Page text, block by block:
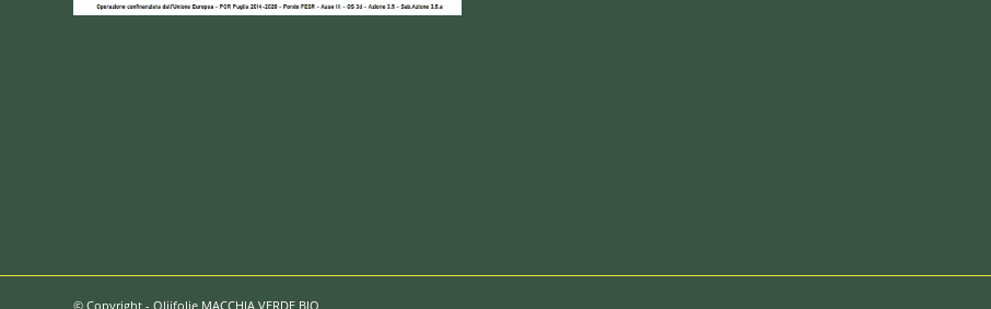
© Copyright - Olijfolie MACCHIA VERDE BIO